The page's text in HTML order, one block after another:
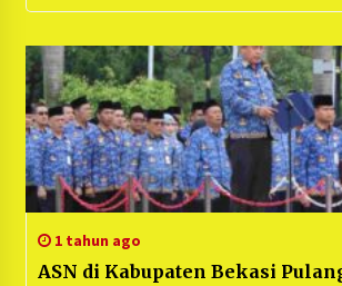
1 tahun ago
ASN di Kabupaten Bekasi